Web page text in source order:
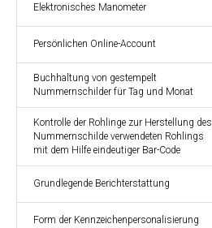
Elektronisches Manometer
Persönlichen Online-Account
Buchhaltung von gestempelt
Nummernschilder für Tag und Monat
Kontrolle der Rohlinge zur Herstellung des
Nummernschilde verwendeten Rohlings
mit dem Hilfe eindeutiger Bar-Code
Grundlegende Berichterstattung
Form der Kennzeichenpersonalisierung